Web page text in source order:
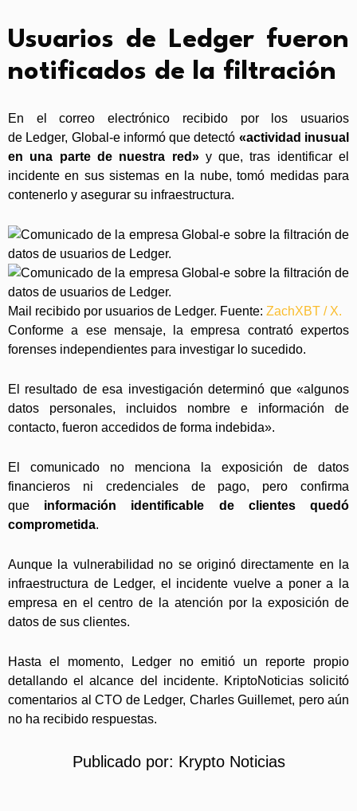
Usuarios de Ledger fueron
notificados de la filtración
En el correo electrónico recibido por los usuarios
de Ledger, Global-e informó que detectó «actividad inusual
en una parte de nuestra red»y que, tras identificar el
incidente en sus sistemas en la nube, tomó medidas para
contenerlo y asegurar su infraestructura.
Mail recibido por usuarios de Ledger. Fuente: ZachXBT / X.
Conforme a ese mensaje, la empresa contrató expertos
forenses independientes para investigar lo sucedido.
El resultado de esa investigación determinó que «algunos
datos personales, incluidos nombre e información de
contacto, fueron accedidos de forma indebida».
El comunicado no menciona la exposición de datos
financieros ni credenciales de pago, pero confirma
que información identificable de clientes quedó
comprometida.
Aunque la vulnerabilidad no se originó directamente en la
infraestructura de Ledger, el incidente vuelve a poner a la
empresa en el centro de la atención por la exposición de
datos de sus clientes.
Hasta el momento, Ledger no emitió un reporte propio
detallando el alcance del incidente. KriptoNoticias solicitó
comentarios al CTO de Ledger, Charles Guillemet, pero aún
no ha recibido respuestas.
Publicado por: Krypto Noticias